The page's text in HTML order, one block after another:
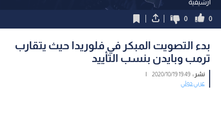
ارشيفية
0
0
بدء التصويت المبكر في فلوريدا حيث يتقارب
ترمب وبايدن بنسب التأييد
نشر :19:49 2020/10/19
|
عربي دولي